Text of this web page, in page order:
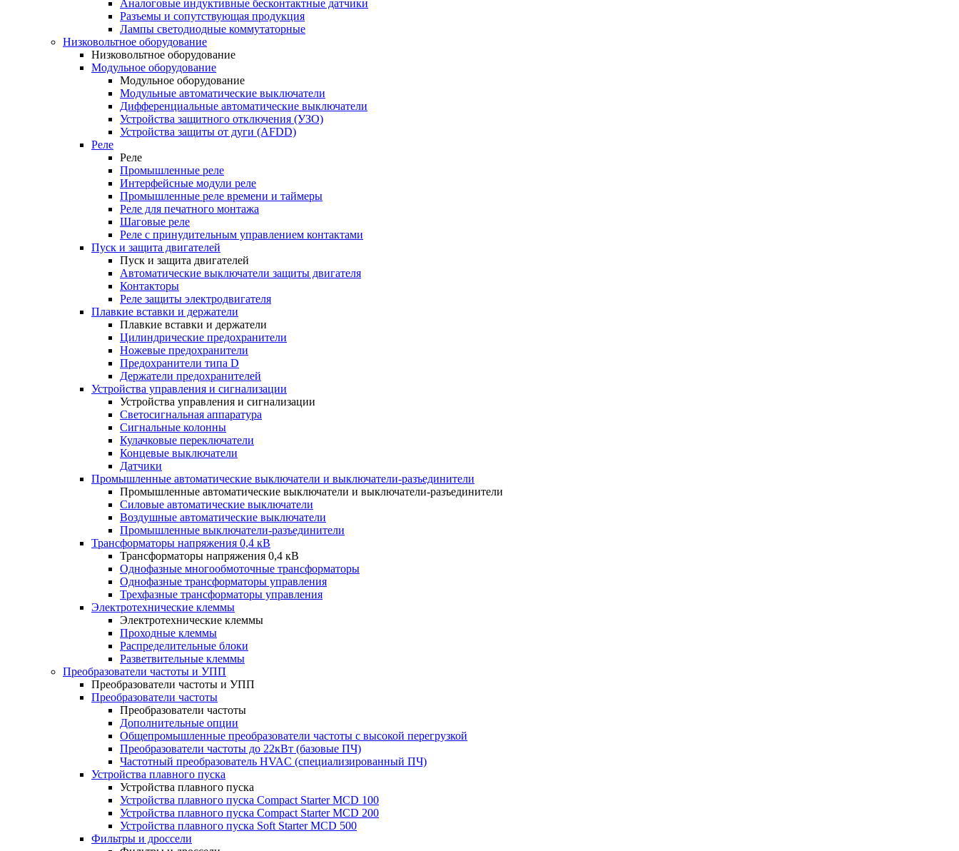
Аналоговые индуктивные бесконтактные датчики
Разъемы и сопутствующая продукция
Лампы светодиодные коммутаторные
Низковольтное оборудование
Низковольтное оборудование
Модульное оборудование
Модульное оборудование
Модульные автоматические выключатели
Дифференциальные автоматические выключатели
Устройства защитного отключения (УЗО)
Устройства защиты от дуги (AFDD)
Реле
Реле
Промышленные реле
Интерфейсные модули реле
Промышленные реле времени и таймеры
Реле для печатного монтажа
Шаговые реле
Реле с принудительным управлением контактами
Пуск и защита двигателей
Пуск и защита двигателей
Автоматические выключатели защиты двигателя
Контакторы
Реле защиты электродвигателя
Плавкие вставки и держатели
Плавкие вставки и держатели
Цилиндрические предохранители
Ножевые предохранители
Предохранители типа D
Держатели предохранителей
Устройства управления и сигнализации
Устройства управления и сигнализации
Светосигнальная аппаратура
Сигнальные колонны
Кулачковые переключатели
Концевые выключатели
Датчики
Промышленные автоматические выключатели и выключатели-разъединители
Промышленные автоматические выключатели и выключатели-разъединители
Силовые автоматические выключатели
Воздушные автоматические выключатели
Промышленные выключатели-разъединители
Трансформаторы напряжения 0,4 кВ
Трансформаторы напряжения 0,4 кВ
Однофазные многообмоточные трансформаторы
Однофазные трансформаторы управления
Трехфазные трансформаторы управления
Электротехнические клеммы
Электротехнические клеммы
Проходные клеммы
Распределительные блоки
Разветвительные клеммы
Преобразователи частоты и УПП
Преобразователи частоты и УПП
Преобразователи частоты
Преобразователи частоты
Дополнительные опции
Общепромышленные преобразователи частоты с высокой перегрузкой
Преобразователи частоты до 22кВт (базовые ПЧ)
Частотный преобразователь HVAC (специализированный ПЧ)
Устройства плавного пуска
Устройства плавного пуска
Устройства плавного пуска Compact Starter MCD 100
Устройства плавного пуска Compact Starter MCD 200
Устройства плавного пуска Soft Starter MCD 500
Фильтры и дроссели